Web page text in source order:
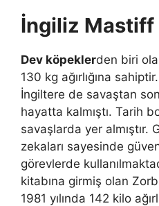
İngiliz Mastiff
Dev köpeklerden biri
130 kg ağırlığına
İngiltere de savaştan
hayatta kalmıştı. Tarih
savaşlarda yer almıştır.
zekaları sayesinde
görevlerde
kitabına girmiş olan
1981 yılında 142 kilo